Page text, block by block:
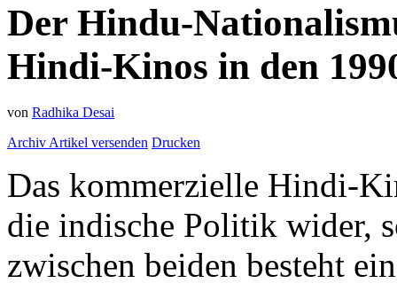
Der Hindu-
Hindi-Kinos in den
von Radhika Desai
ArchivArtikel versenden Drucken
Das kommerzielle Hindi-
die indische Politik wider,
zwischen beiden besteht